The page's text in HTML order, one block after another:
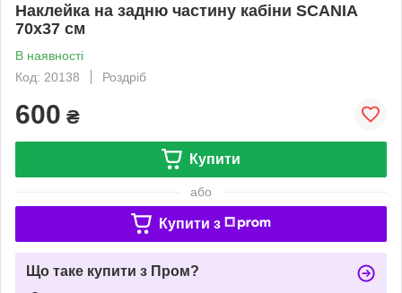
Наклейка на задню частину кабіни SCANIA
70х37 см
В наявності
Код: 20138
Роздріб
600 ₴
Купити
або
Купити з
Що таке купити з Пром?